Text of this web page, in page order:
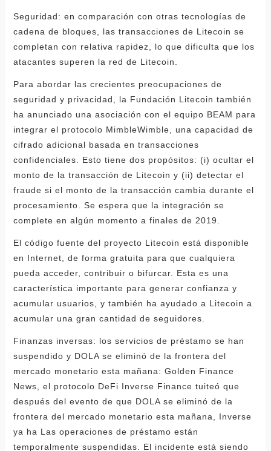
Seguridad: en comparación con otras tecnologías de
cadena de bloques, las transacciones de Litecoin se
completan con relativa rapidez, lo que dificulta que los
atacantes superen la red de Litecoin.
Para abordar las crecientes preocupaciones de
seguridad y privacidad, la Fundación Litecoin también
ha anunciado una asociación con el equipo BEAM para
integrar el protocolo MimbleWimble, una capacidad de
cifrado adicional basada en transacciones
confidenciales. Esto tiene dos propósitos: (i) ocultar el
monto de la transacción de Litecoin y (ii) detectar el
fraude si el monto de la transacción cambia durante el
procesamiento. Se espera que la integración se
complete en algún momento a finales de 2019.
El código fuente del proyecto Litecoin está disponible
en Internet, de forma gratuita para que cualquiera
pueda acceder, contribuir o bifurcar. Esta es una
característica importante para generar confianza y
acumular usuarios, y también ha ayudado a Litecoin a
acumular una gran cantidad de seguidores.
Finanzas inversas: los servicios de préstamo se han
suspendido y DOLA se eliminó de la frontera del
mercado monetario esta mañana: Golden Finance
News, el protocolo DeFi Inverse Finance tuiteó que
después del evento de que DOLA se eliminó de la
frontera del mercado monetario esta mañana, Inverse
ya ha Las operaciones de préstamo están
temporalmente suspendidas. El incidente está siendo